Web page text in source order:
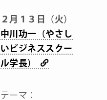
２月１３日（火）
中川功一（やさし
いビジネススクー
ル学長）
テーマ：